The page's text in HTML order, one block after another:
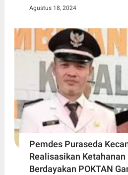
Agustus 18, 2024
Pemdes Puraseda
Realisasikan Ketahanan
Berdayakan POKTAN